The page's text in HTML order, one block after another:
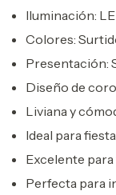
Iluminación:
Colores:
Presentación:
Diseño de
Liviana y
Ideal para
Excelente
Perfecta para